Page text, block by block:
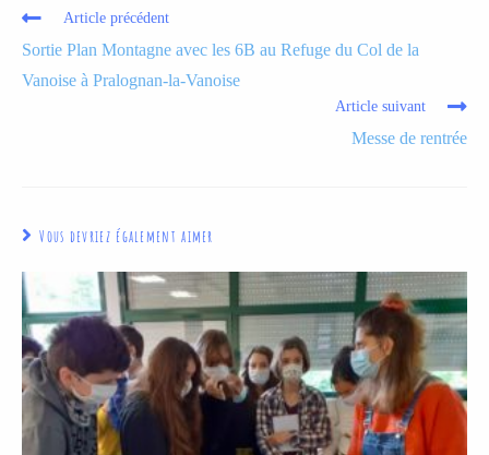
Article précédent
Sortie Plan Montagne avec les 6B au Refuge du Col de la
Vanoise à Pralognan-la-Vanoise
Article suivant
Messe de rentrée
Vous devriez également aimer